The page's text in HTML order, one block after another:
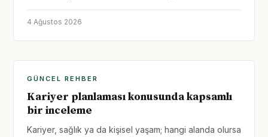
4 Ağustos 2026
GÜNCEL REHBER
Kariyer planlaması konusunda kapsamlı
bir inceleme
Kariyer, sağlık ya da kişisel yaşam; hangi alanda olursa